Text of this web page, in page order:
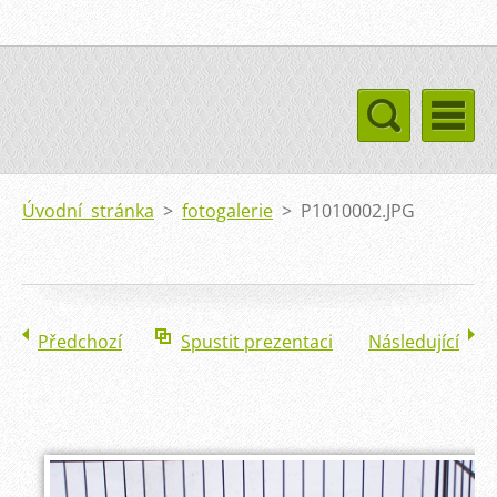
Úvodní stránka > fotogalerie > P1010002.JPG
Předchozí Spustit prezentaci Následující